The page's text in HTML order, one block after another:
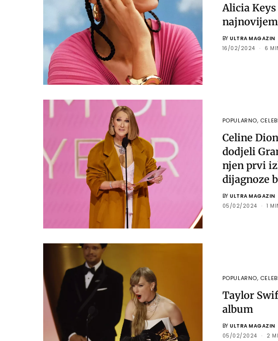
Alicia
BY ULTRA MAGAZIN
16/02/2024
6
POPULARNO,
Celine
dodjeli
njen prvi
dijagnoze
BY ULTRA MAGAZIN
05/02/2024
1
POPULARNO,
Taylor
album
BY ULTRA MAGAZIN
05/02/2024
2